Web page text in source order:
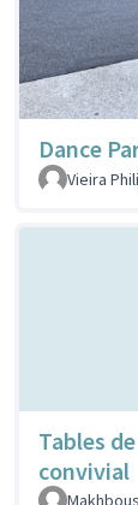
Dance
Vieira
Tables
convivial
Makhbous